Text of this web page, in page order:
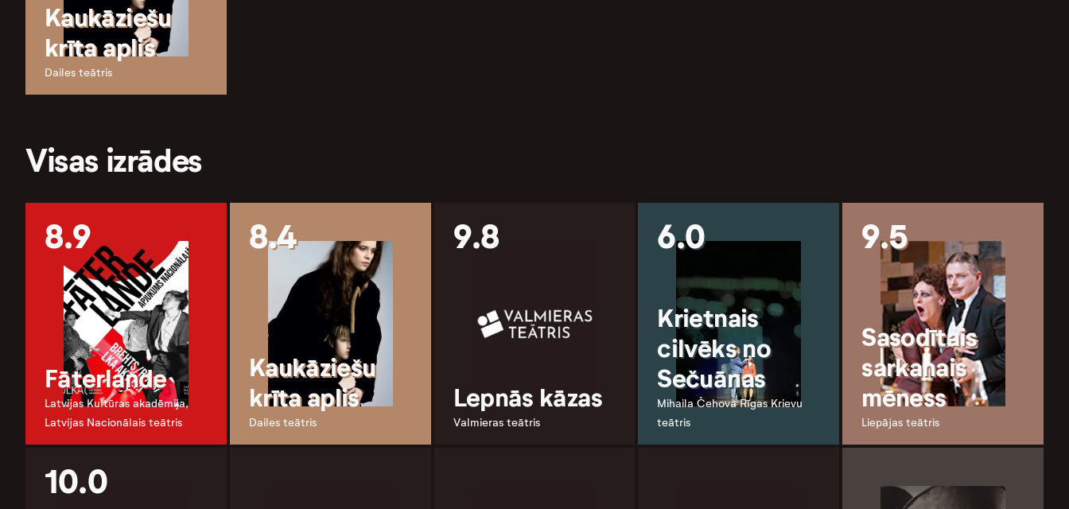
Kaukāziešu
krīta aplis
Dailes teātris
Visas izrādes
8.9
Fāterlande
Latvijas Kultūras akadēmija,
Latvijas Nacionālais teātris
8.4
Kaukāziešu
krīta aplis
Dailes teātris
9.8
Lepnās kāzas
Valmieras teātris
6.0
Krietnais
cilvēks no
Sečuānas
Mihaila Čehova Rīgas Krievu
teātris
9.5
Sasodītais
sarkanais
mēness
Liepājas teātris
10.0